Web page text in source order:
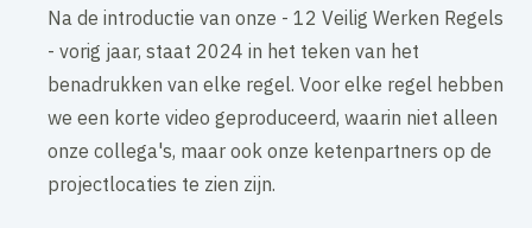
Na de introductie van onze - 12 Veilig Werken Regels
- vorig jaar, staat 2024 in het teken van het
benadrukken van elke regel. Voor elke regel hebben
we een korte video geproduceerd, waarin niet alleen
onze collega's, maar ook onze ketenpartners op de
projectlocaties te zien zijn.